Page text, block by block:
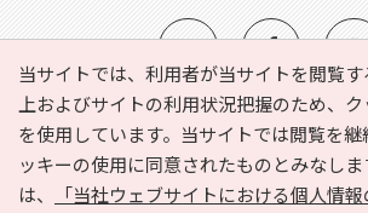
当サイトでは、利用者が当サイトを閲覧
上およびサイトの利用状況把握のため、ク
を使用しています。当サイトでは閲覧を
ッキーの使用に同意されたものとみなし
は、
「当社ウェブサイトにおける個人情
e-NAVITA（イーナビタ）とは？ お気に入
利用規約
個人情報の取り扱いについて